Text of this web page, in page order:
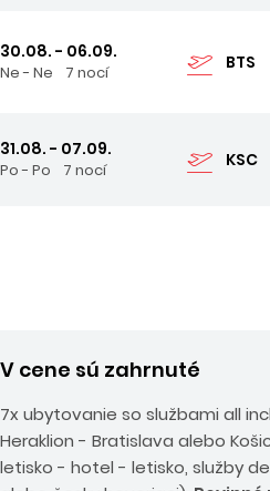
30.08. - 06.09.
Ne - Ne 7 nocí BTS
31.08. - 07.09.
Po - Po 7 nocí KSC
V cene sú zahrnuté
7x ubytovanie so službami all
Heraklion - Bratislava alebo
letisko - hotel - letisko, služby